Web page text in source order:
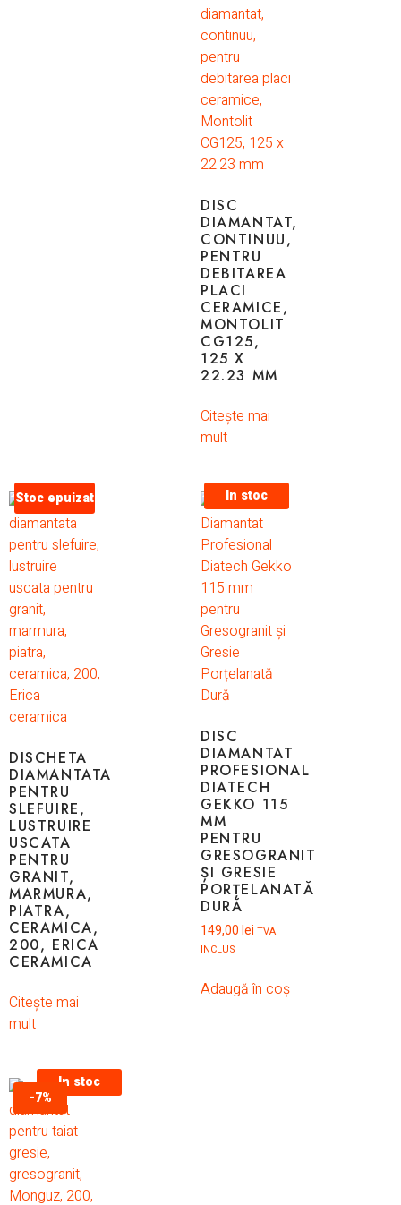
DISC
DIAMANTAT,
CONTINUU,
PENTRU
DEBITAREA
PLACI
CERAMICE,
MONTOLIT
CG125,
125 X
22.23 MM
Citește mai
mult
Stoc epuizat
DISCHETA
DIAMANTATA
PENTRU
SLEFUIRE,
LUSTRUIRE
USCATA
PENTRU
GRANIT,
MARMURA,
PIATRA,
CERAMICA,
200, ERICA
CERAMICA
Citește mai
mult
In stoc
DISC
DIAMANTAT
PROFESIONAL
DIATECH
GEKKO 115
MM
PENTRU
GRESOGRANIT
ȘI GRESIE
PORȚELANATĂ
DURĂ
149,00 lei TVA
INCLUS
Adaugă în coș
-7%
In stoc